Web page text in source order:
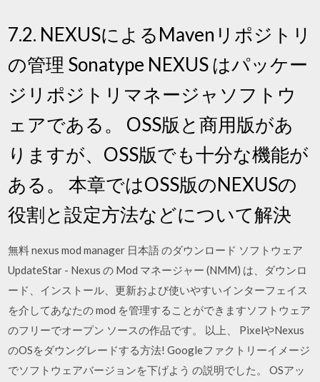
7.2. NEXUSによるMavenリポジトリ
の管理 Sonatype NEXUS はパッケー
ジリポジトリマネージャソフトウ
ェアである。 OSS版と商用版があ
りますが、OSS版でも十分な機能が
ある。 本章ではOSS版のNEXUSの
役割と設定方法などについて解決
無料 nexus mod manager 日本語 のダウンロード ソフトウェア
UpdateStar - Nexus の Mod マネージャー (NMM) は、ダウンロ
ード、インストール、更新および使いやすいインターフェイス
を介してあなたの mod を管理することができますソフトウェア
のフリーでオープン ソースの作品です。 以上、 PixelやNexus
のOSをダウングレードする方法! Googleファクトリーイメージ
でソフトウェアバージョンを下げよう の説明でした。 OSアッ